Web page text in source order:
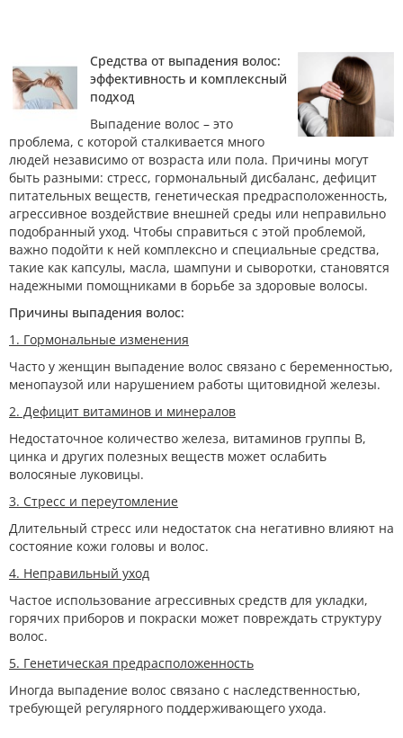
Средства от выпадения волос:
эффективность и комплексный
подход
Выпадение волос – это
проблема, с которой сталкивается много
людей независимо от возраста или пола. Причины могут
быть разными: стресс, гормональный дисбаланс, дефицит
питательных веществ, генетическая предрасположенность,
агрессивное воздействие внешней среды или неправильно
подобранный уход. Чтобы справиться с этой проблемой,
важно подойти к ней комплексно и специальные средства,
такие как капсулы, масла, шампуни и сыворотки, становятся
надежными помощниками в борьбе за здоровые волосы.
Причины выпадения волос:
1. Гормональные изменения
Часто у женщин выпадение волос связано с беременностью,
менопаузой или нарушением работы щитовидной железы.
2. Дефицит витаминов и минералов
Недостаточное количество железа, витаминов группы B,
цинка и других полезных веществ может ослабить
волосяные луковицы.
3. Стресс и переутомление
Длительный стресс или недостаток сна негативно влияют на
состояние кожи головы и волос.
4. Неправильный уход
Частое использование агрессивных средств для укладки,
горячих приборов и покраски может повреждать структуру
волос.
5. Генетическая предрасположенность
Иногда выпадение волос связано с наследственностью,
требующей регулярного поддерживающего ухода.